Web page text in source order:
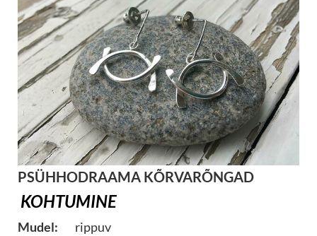
PSÜHHODRAAMA KÕRVARÕNGAD
KOHTUMINE
Mudel: rippuv